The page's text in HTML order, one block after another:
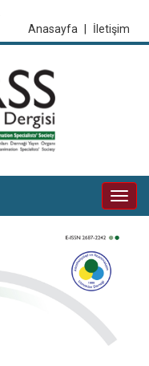
İletişim
Anasayfa